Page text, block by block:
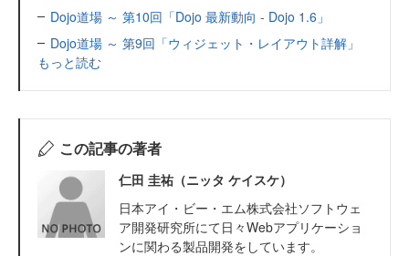
Dojo道場 ～ 第10回「Dojo 最新動向 - Dojo 1.6」
Dojo道場 ～ 第9回「ウィジェット・レイアウト詳解」
もっと読む
この記事の著者
仁田 圭祐（ニッタ ケイスケ）
日本アイ・ビー・エム株式会社ソフトウェ
ア開発研究所にて日々Webアプリケーショ
ンに関わる製品開発をしています。